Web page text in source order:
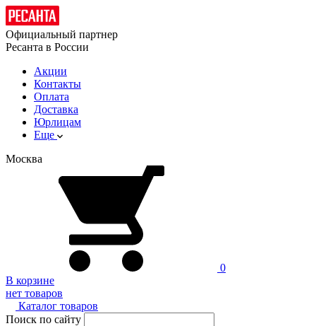
Официальный партнер
Ресанта в России
Акции
Контакты
Оплата
Доставка
Юрлицам
Еще
Москва
0
В корзине
нет товаров
Каталог товаров
Поиск по сайту